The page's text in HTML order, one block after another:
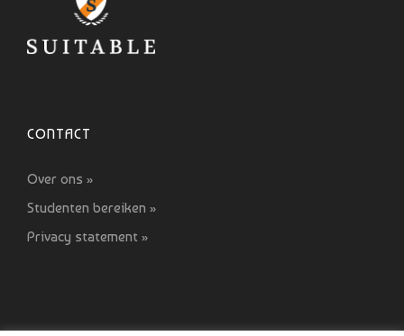
CONTACT
Over ons »
Studenten bereiken »
Privacy statement »